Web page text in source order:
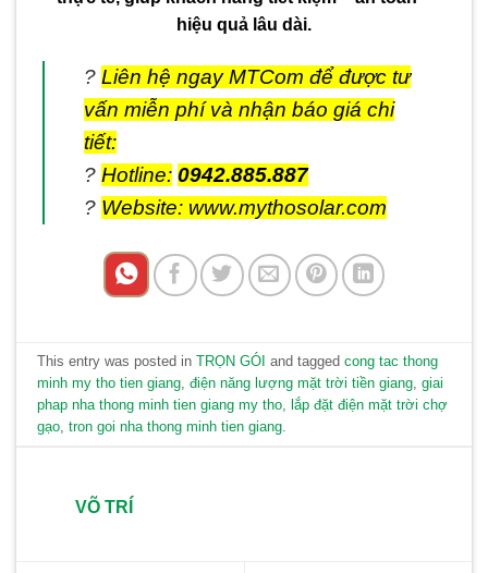
hiệu quả lâu dài.
? Liên hệ ngay MTCom để được tư
vấn miễn phí và nhận báo giá chi
tiết:
? Hotline: 0942.885.887
? Website: www.mythosolar.com
This entry was posted inTRỌN GÓI and taggedcong tac thong
minh my tho tien giang ,điện năng lượng mặt trời tiền giang ,giai
phap nha thong minh tien giang my tho ,lắp đặt điện mặt trời chợ
gạo ,tron goi nha thong minh tien giang
VÕ TRÍ